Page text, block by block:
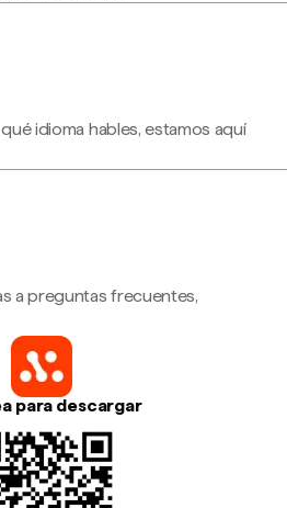
idioma hables, estamos aquí
a preguntas frecuentes,
para descargar